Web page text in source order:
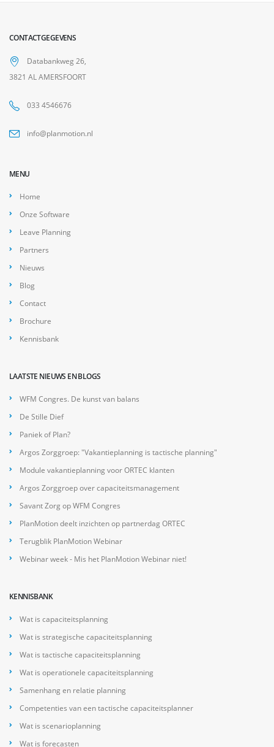
CONTACTGEGEVENS
Databankweg 26,
3821 AL AMERSFOORT
033 4546676
info@planmotion.nl
MENU
Home
Onze Software
Leave Planning
Partners
Nieuws
Blog
Contact
Brochure
Kennisbank
LAATSTE NIEUWS EN BLOGS
WFM Congres. De kunst van balans
De Stille Dief
Paniek of Plan?
Argos Zorggroep: "Vakantieplanning is tactische planning"
Module vakantieplanning voor ORTEC klanten
Argos Zorggroep over capaciteitsmanagement
Savant Zorg op WFM Congres
PlanMotion deelt inzichten op partnerdag ORTEC
Terugblik PlanMotion Webinar
Webinar week - Mis het PlanMotion Webinar niet!
KENNISBANK
Wat is capaciteitsplanning
Wat is strategische capaciteitsplanning
Wat is tactische capaciteitsplanning
Wat is operationele capaciteitsplanning
Samenhang en relatie planning
Competenties van een tactische capaciteitsplanner
Wat is scenarioplanning
Wat is forecasten